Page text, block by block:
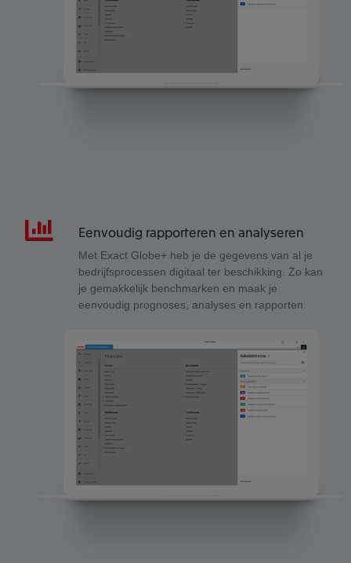
Eenvoudig rapporteren en analyseren
Met Exact Globe+ heb je de gegevens van al je
bedrijfsprocessen digitaal ter beschikking. Zo kan
je gemakkelijk benchmarken en maak je
eenvoudig prognoses, analyses en rapporten.